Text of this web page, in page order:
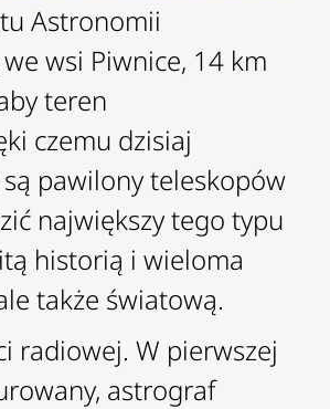
Astronomii
wsi Piwnice, 14 km
teren
czemu dzisiaj
pawilony teleskopów
największy tego typu
historią i wieloma
także światową.
radiowej. W pierwszej
astrograf